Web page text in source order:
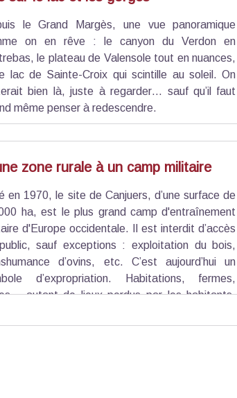
le Grand Margès, une vue panoramique
on en rêve : le canyon du Verdon en
le plateau de Valensole tout en nuances,
lac de Sainte-Croix qui scintille au soleil. On
bien là, juste à regarder… sauf qu’il faut
même penser à redescendre.
zone rurale à un camp militaire
en 1970, le site de Canjuers, d’une surface de
ha, est le plus grand camp d'entraînement
d'Europe occidentale. Il est interdit d’accès
sauf exceptions : exploitation du bois,
d’ovins, etc. C’est aujourd’hui un
d’expropriation. Habitations, fermes,
autant de lieux perdus par les habitants,